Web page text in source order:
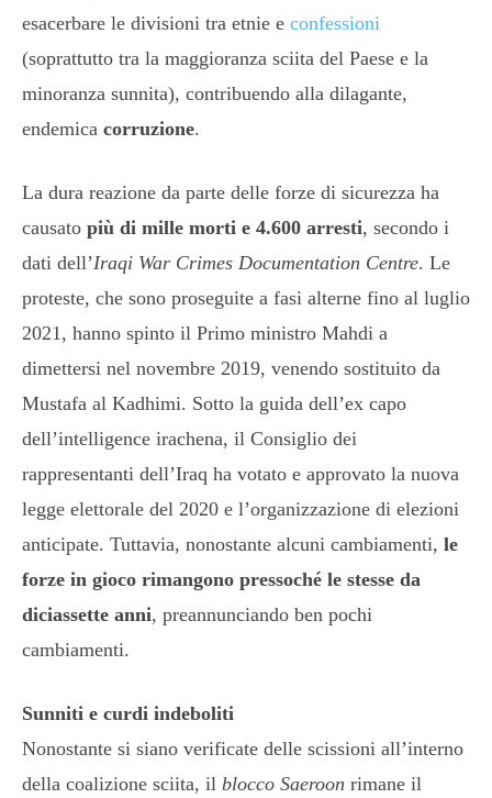
esacerbare le divisioni tra etnie e confessioni
(soprattutto tra la maggioranza sciita del Paese e la
minoranza sunnita), contribuendo alla dilagante,
endemica corruzione.
La dura reazione da parte delle forze di sicurezza ha
causato più di mille morti e 4.600 arresti, secondo i
dati dell’Iraqi War Crimes Documentation Centre. Le
proteste, che sono proseguite a fasi alterne fino al luglio
2021, hanno spinto il Primo ministro Mahdi a
dimettersi nel novembre 2019, venendo sostituito da
Mustafa al Kadhimi. Sotto la guida dell’ex capo
dell’intelligence irachena, il Consiglio dei
rappresentanti dell’Iraq ha votato e approvato la nuova
legge elettorale del 2020 e l’organizzazione di elezioni
anticipate. Tuttavia, nonostante alcuni cambiamenti, le
forze in gioco rimangono pressoché le stesse da
diciassette anni, preannunciando ben pochi
cambiamenti.
Sunniti e curdi indeboliti
Nonostante si siano verificate delle scissioni all’interno
della coalizione sciita, il blocco Saeroon rimane il